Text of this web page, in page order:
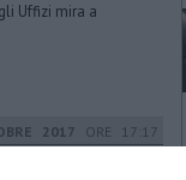
Uffizi mira a
2017 ORE 17:17